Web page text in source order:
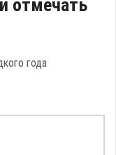
отмечать
года